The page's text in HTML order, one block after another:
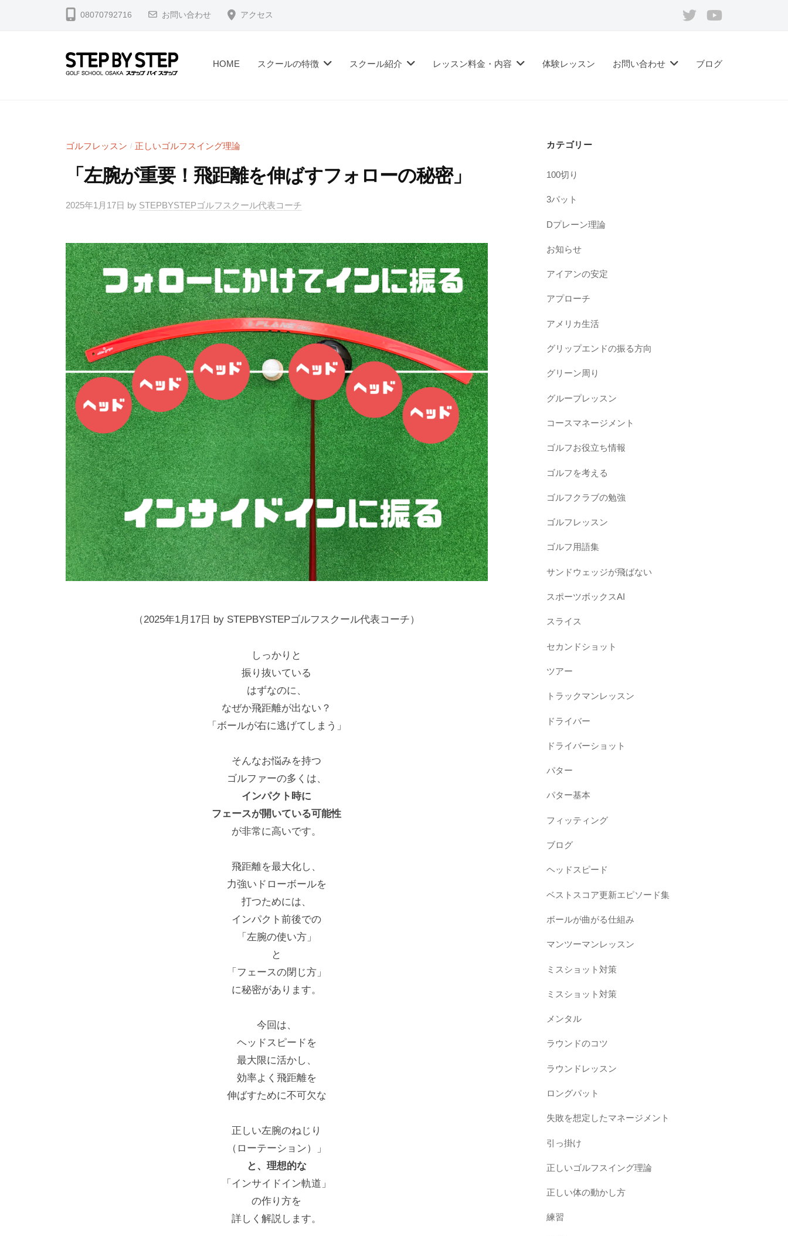
08070792716 お問い合わせ アクセス Twitter
・
淀
橋
ゴ
ル
フ
ス
ラ
イ
ス
修
正
マ
ン
ツ
ー
マ
ン
専
門
（
筋
駅
4
分
・
マ
ン
ツ
ー
マ
ン
専
門
ゴ
ル
フ
ス
ク
ー
ル
で
HOME スクールの特徴 スクール紹介 レッスン料金・内容 体験レッスン お問い合わせ ブログ
ゴルフレッスン / 正しいゴルフスイング理論
「左腕が重要！飛距離を伸ばすフォローの秘密」
2025年1月17日 by STEPBYSTEPゴルフスクール代表コーチ
（2025年1月17日 by STEPBYSTEPゴルフスクール代表コーチ）
しっかりと
振り抜いている
はずなのに、
なぜか飛距離が出ない？
「ボールが右に逃げてしまう」
そんなお悩みを持つ
ゴルファーの多くは、
インパクト時に
フェースが開いている可能性
が非常に高いです。
飛距離を最大化し、
力強いドローボールを
打つためには、
インパクト前後での
「左腕の使い方」
と
「フェースの閉じ方」
に秘密があります。
今回は、
ヘッドスピードを
最大限に活かし、
効率よく飛距離を
伸ばすために不可欠な
正しい左腕のねじり
（ローテーション）」
と、理想的な
「インサイドイン軌道」
の作り方を
詳しく解説します。
カテゴリー
100切り
3パット
Dプレーン理論
お知らせ
アイアンの安定
アプローチ
アメリカ生活
グリップエンドの振る方向
グリーン周り
グループレッスン
コースマネージメント
ゴルフお役立ち情報
ゴルフを考える
ゴルフクラブの勉強
ゴルフレッスン
ゴルフ用語集
サンドウェッジが飛ばない
スポーツボックスAI
スライス
セカンドショット
ツアー
トラックマンレッスン
ドライバー
ドライバーショット
パター
パター基本
フィッティング
ブログ
ヘッドスピード
ベストスコア更新エピソード集
ボールが曲がる仕組み
マンツーマンレッスン
ミスショット対策
ミスショット対策
メンタル
ラウンドのコツ
ラウンドレッスン
ロングパット
失敗を想定したマネージメント
引っ掛け
正しいゴルフスイング理論
正しい体の動かし方
練習
北
淀
屋
ル
イ
修
正
マ
ン
ツ
ー
マ
ン
専
門
（
T
r
a
c
k
M
a
n
4
使